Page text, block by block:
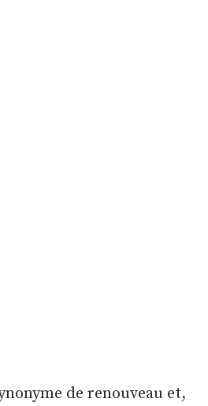
de renouveau et,